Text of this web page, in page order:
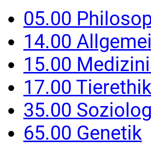
05.00
14.00
15.00
17.00 Tierethik
35.00
65.00 Genetik